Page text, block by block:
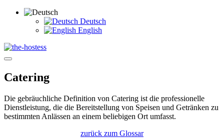
Deutsch
English
Catering
Die gebräuchliche Definition von Catering ist die professionelle
Dienstleistung, die die Bereitstellung von Speisen und Getränken zu
bestimmten Anlässen an einem beliebigen Ort umfasst.
zurück zum Glossar